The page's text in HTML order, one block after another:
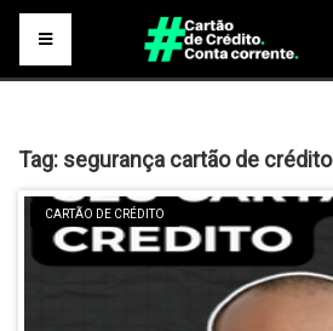
Tag: segurança cartão de crédito
CARTÃO DE CRÉDITO